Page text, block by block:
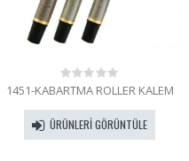
0
of
5
1451-KABARTMA ROLLER KALEM
ÜRÜNLERI GÖRÜNTÜLE